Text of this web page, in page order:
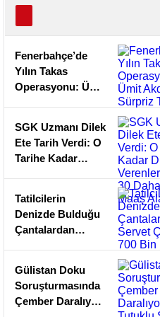
Teklif!
Fenerbahçe’de
Yılın Takas
Operasyonu: Ümit
SGK Uzmanı Dilek
Ete Tarih Verdi: O
Tarihe Kadar
Yüksek Maaş
Alacak!
Tatilcilerin
Denizde Bulduğu
Çantalardan
Gülistan Doku
Soruşturmasında
Çember Daralıyor: